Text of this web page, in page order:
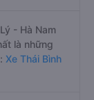
- Hà Nam
là những
Xe Thái Bình